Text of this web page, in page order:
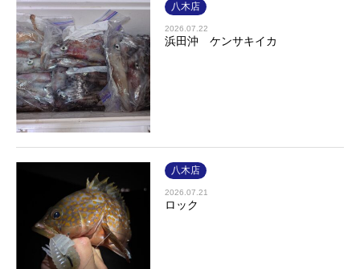
八木店
2026.07.22
浜田沖 ケンサキイカ
八木店
2026.07.21
ロック